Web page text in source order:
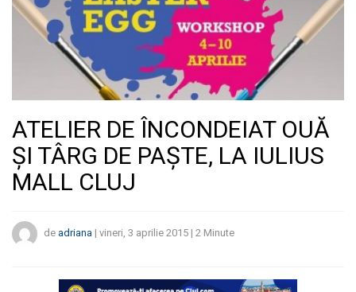
ATELIER DE ÎNCONDEIAT OUĂ
ŞI TÂRG DE PAŞTE, LA IULIUS
MALL CLUJ
de adriana | vineri, 3 aprilie 2015 | 2 Minute